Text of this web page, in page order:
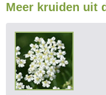
Meer kruiden uit